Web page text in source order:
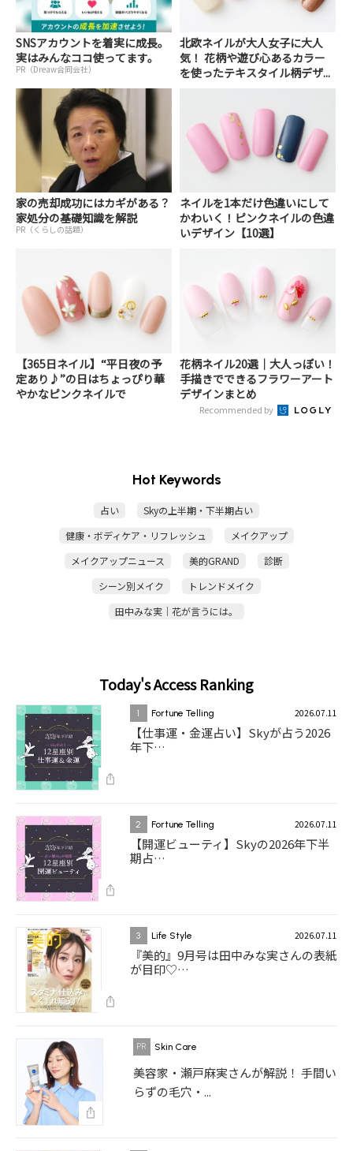
SNSアカウントを着実に成長。
実はみんなココ使ってます。
PR（Dreaw合同会社）
北欧ネイルが大人女子に大人
気！ 花柄や遊び心あるカラー
を使ったテキスタイル柄デザ...
家の売却成功にはカギがある？
家処分の基礎知識を解説
PR（くらしの話題）
ネイルを1本だけ色違いにして
かわいく！ピンクネイルの色違
いデザイン【10選】
【365日ネイル】“平日夜の予
定あり♪”の日はちょっぴり華
やかなピンクネイルで
花柄ネイル20選｜大人っぽい！
手描きでできるフラワーアート
デザインまとめ
Recommended by
Hot Keywords
占い
Skyの上半期・下半期占い
健康・ボディケア・リフレッシュ
メイクアップ
メイクアップニュース
美的GRAND
診断
シーン別メイク
トレンドメイク
田中みな実｜花が言うには。
Today's Access Ranking
1 Fortune Telling 2026.07.11
【仕事運・金運占い】Skyが占う2026
年下…
2 Fortune Telling 2026.07.11
【開運ビューティ】Skyの2026年下半
期占…
3 Life Style 2026.07.11
『美的』9月号は田中みな実さんの表紙
が目印♡…
Skin Care
美容家・瀬戸麻実さんが解説！ 手間い
らずの毛穴・...